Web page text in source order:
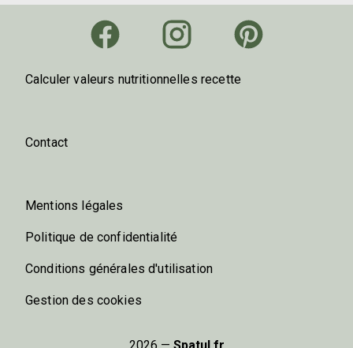
Calculer valeurs nutritionnelles recette
Contact
Mentions légales
Politique de confidentialité
Conditions générales d'utilisation
Gestion des cookies